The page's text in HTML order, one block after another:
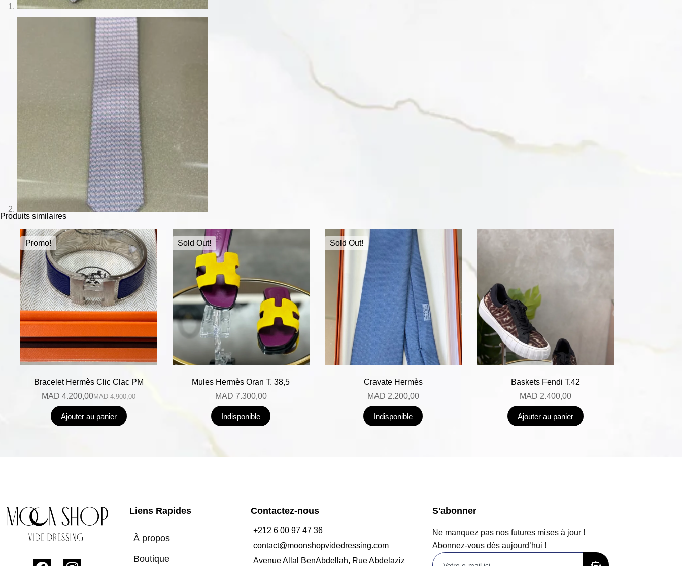
Produits similaires
Promo!
Bracelet Hermès Clic Clac PM
MAD4.900,00
MAD 4.200,00
Ajouter au panier
Sold Out!
Mules Hermès Oran T. 38,5
MAD 7.300,00
Indisponible
Sold Out!
Cravate Hermès
MAD 2.200,00
Indisponible
Baskets Fendi T.42
MAD 2.400,00
Ajouter au panier
Liens Rapides
À propos
Boutique
Contactez-nous
+212 6 00 97 47 36
contact@moonshopvidedressing.com
Avenue Allal BenAbdellah, Rue Abdelaziz
S'abonner
Ne manquez pas nos futures mises à jour !
Abonnez-vous dès aujourd’hui !